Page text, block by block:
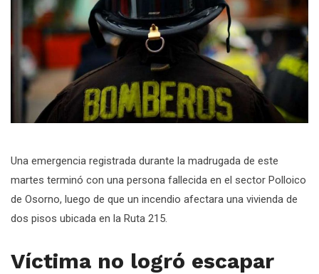
Una emergencia registrada durante la madrugada de este
martes terminó con una persona fallecida en el sector Polloico
de Osorno, luego de que un incendio afectara una vivienda de
dos pisos ubicada en la Ruta 215.
Víctima no logró escapar